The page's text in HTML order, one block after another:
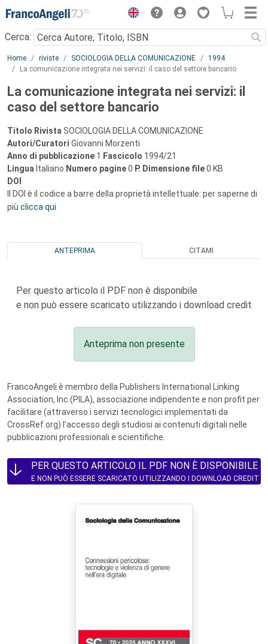
Menu
Cerca:
Main content
Home riviste SOCIOLOGIA DELLA COMUNICAZIONE
1994
La comunicazione integrata nei servizi: il caso del settore bancario
La comunicazione integrata nei servizi: il
caso del settore bancario
Titolo Rivista SOCIOLOGIA DELLA COMUNICAZIONE
Autori/Curatori Giovanni Morzenti
Anno di pubblicazione 1 Fascicolo 1994/21
Lingua Italiano Numero pagine0 P. Dimensione file0 KB
DOI
Il DOI è il codice a barre della proprietà intellettuale: per saperne di
più clicca qui
ANTEPRIMA CITAMI
Per questo articolo il PDF non è disponibile
e non può essere scaricato utilizzando i download credit
Anteprima non presente
FrancoAngeli è membro della Publishers International Linking
Association, Inc (PILA), associazione indipendente e non profit per
facilitare (attraverso i servizi tecnologici implementati da
CrossRef.org) l’accesso degli studiosi ai contenuti digitali nelle
pubblicazioni professionali e scientifiche.
PER QUESTO ARTICOLO IL PDF NON È DISPONIBILE
E NON PUÒ ESSERE SCARICATO UTILIZZANDO I DOWNLOAD CREDIT